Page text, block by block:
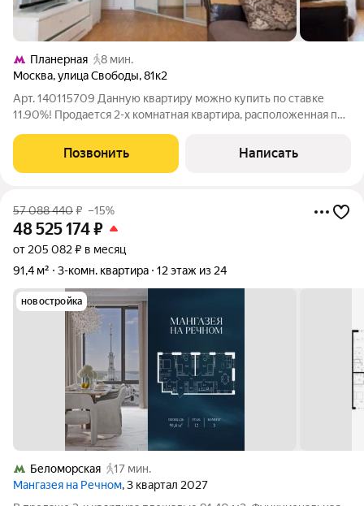
Планерная
8 мин.
Москва,улица Свободы,81к2
Арт. 140115709 Данную квартиру можно купить по ставке
11.90%! Продается 2-х комнатная квартира, расположенная по
Площадь квартиры составляет 47,3 м, располагается на 2/9
этажей. Квартира
Позвонить Написать
57 088 440₽ –15%
48 525 174₽
от 205 082 ₽ в месяц
91,4 м²
3-комн. квартира 12 этаж из 24
новостройка
Беломорская
17 мин.
Мангазея на Речном, 3 квартал 2027